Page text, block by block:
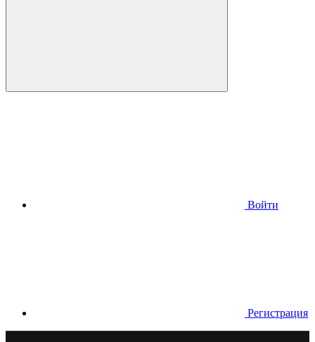
Войти
Регистрация